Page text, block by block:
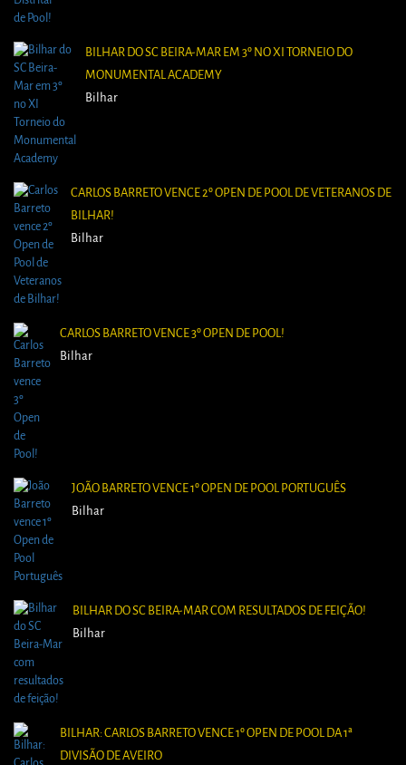
BILHAR DO SC BEIRA-MAR EM 3º NO XI TORNEIO DO
MONUMENTAL ACADEMY
Bilhar
CARLOS BARRETO VENCE 2º OPEN DE POOL DE VETERANOS DE
BILHAR!
Bilhar
CARLOS BARRETO VENCE 3º OPEN DE POOL!
Bilhar
JOÃO BARRETO VENCE 1º OPEN DE POOL PORTUGUÊS
Bilhar
BILHAR DO SC BEIRA-MAR COM RESULTADOS DE FEIÇÃO!
Bilhar
BILHAR: CARLOS BARRETO VENCE 1º OPEN DE POOL DA 1ª
DIVISÃO DE AVEIRO